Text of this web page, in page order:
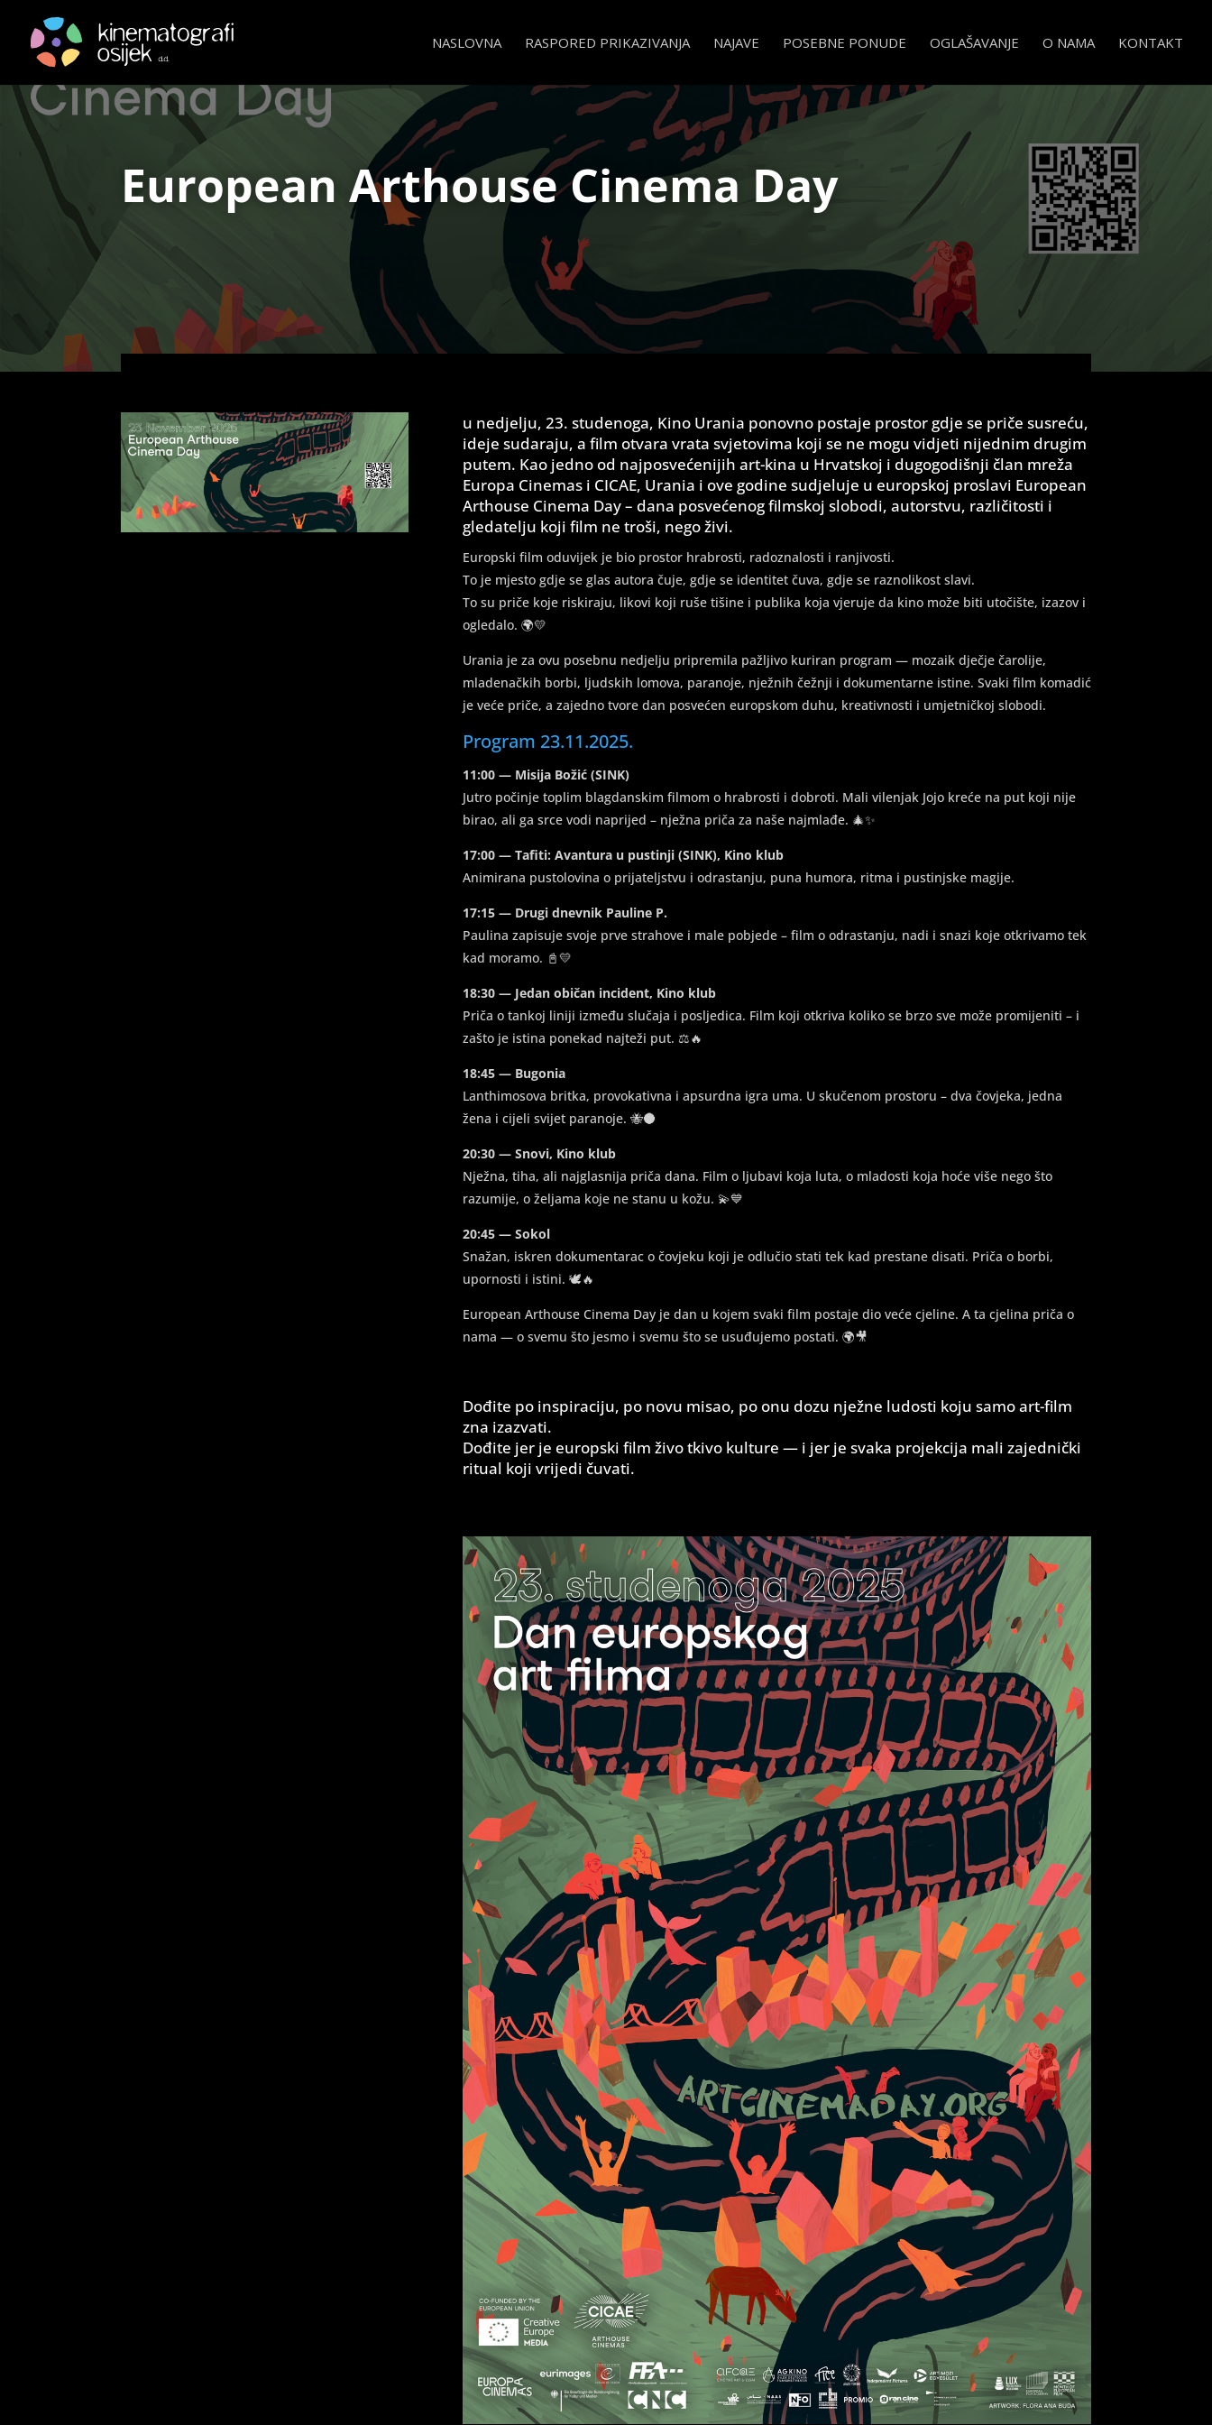
NASLOVNA RASPORED PRIKAZIVANJA NAJAVE POSEBNE PONUDE OGLAŠAVANJE O NAMA KONTAKT
European Arthouse Cinema Day
u nedjelju, 23. studenoga, Kino Urania ponovno postaje prostor gdje se priče susreću,
ideje sudaraju, a film otvara vrata svjetovima koji se ne mogu vidjeti nijednim drugim
putem. Kao jedno od najposvećenijih art-kina u Hrvatskoj i dugogodišnji član mreža
Europa Cinemas i CICAE, Urania i ove godine sudjeluje u europskoj proslavi European
Arthouse Cinema Day – dana posvećenog filmskoj slobodi, autorstvu, različitosti i
gledatelju koji film ne troši, nego živi.
Europski film oduvijek je bio prostor hrabrosti, radoznalosti i ranjivosti.
To je mjesto gdje se glas autora čuje, gdje se identitet čuva, gdje se raznolikost slavi.
To su priče koje riskiraju, likovi koji ruše tišine i publika koja vjeruje da kino može biti utočište, izazov i
ogledalo. 🌍💛
Urania je za ovu posebnu nedjelju pripremila pažljivo kuriran program — mozaik dječje čarolije,
mladenačkih borbi, ljudskih lomova, paranoje, nježnih čežnji i dokumentarne istine. Svaki film komadić
je veće priče, a zajedno tvore dan posvećen europskom duhu, kreativnosti i umjetničkoj slobodi.
Program 23.11.2025.
11:00 — Misija Božić (SINK)
Jutro počinje toplim blagdanskim filmom o hrabrosti i dobroti. Mali vilenjak Jojo kreće na put koji nije
birao, ali ga srce vodi naprijed – nježna priča za naše najmlađe. 🎄✨
17:00 — Tafiti: Avantura u pustinji (SINK), Kino klub
Animirana pustolovina o prijateljstvu i odrastanju, puna humora, ritma i pustinjske magije.
17:15 — Drugi dnevnik Pauline P.
Paulina zapisuje svoje prve strahove i male pobjede – film o odrastanju, nadi i snazi koje otkrivamo tek
kad moramo. 📓💛
18:30 — Jedan običan incident, Kino klub
Priča o tankoj liniji između slučaja i posljedica. Film koji otkriva koliko se brzo sve može promijeniti – i
zašto je istina ponekad najteži put. ⚖️🔥
18:45 — Bugonia
Lanthimosova britka, provokativna i apsurdna igra uma. U skučenom prostoru – dva čovjeka, jedna
žena i cijeli svijet paranoje. 🐝🌑
20:30 — Snovi, Kino klub
Nježna, tiha, ali najglasnija priča dana. Film o ljubavi koja luta, o mladosti koja hoće više nego što
razumije, o željama koje ne stanu u kožu. 💫💙
20:45 — Sokol
Snažan, iskren dokumentarac o čovjeku koji je odlučio stati tek kad prestane disati. Priča o borbi,
upornosti i istini. 🕊️🔥
European Arthouse Cinema Day je dan u kojem svaki film postaje dio veće cjeline. A ta cjelina priča o
nama — o svemu što jesmo i svemu što se usuđujemo postati. 🌍🎥
Dođite po inspiraciju, po novu misao, po onu dozu nježne ludosti koju samo art-film
zna izazvati.
Dođite jer je europski film živo tkivo kulture — i jer je svaka projekcija mali zajednički
ritual koji vrijedi čuvati.